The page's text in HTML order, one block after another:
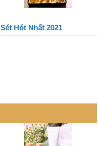
Sét Hót Nhất 2021